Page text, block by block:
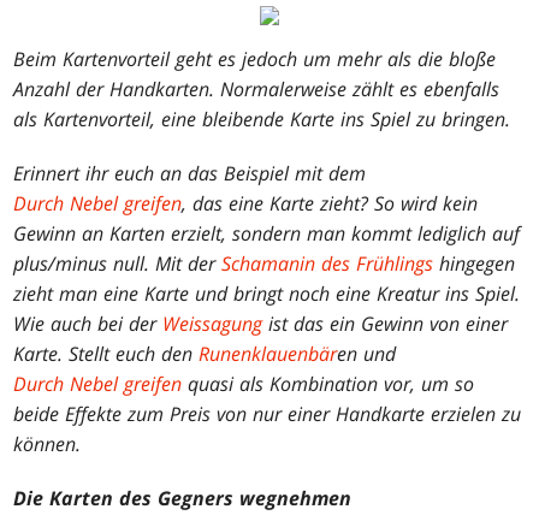
Beim Kartenvorteil geht es jedoch um mehr als die bloße
Anzahl der Handkarten. Normalerweise zählt es ebenfalls
als Kartenvorteil, eine bleibende Karte ins Spiel zu bringen.
Erinnert ihr euch an das Beispiel mit dem
Durch Nebel greifen, das eine Karte zieht? So wird kein
Gewinn an Karten erzielt, sondern man kommt lediglich auf
plus/minus null. Mit derSchamanin des Frühlings hingegen
zieht man eine Karte und bringt noch eine Kreatur ins Spiel.
Wie auch bei der Weissagungist das ein Gewinn von einer
Karte. Stellt euch denRunenklauenbären und
Durch Nebel greifen quasi als Kombination vor, um so
beide Effekte zum Preis von nur einer Handkarte erzielen zu
können.
Die Karten des Gegners wegnehmen